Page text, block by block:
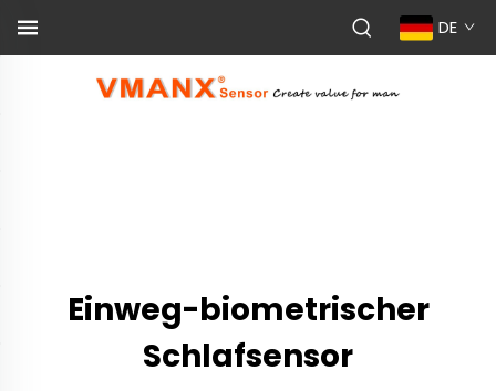
DE
Einweg-biometrischer
Schlafsensor